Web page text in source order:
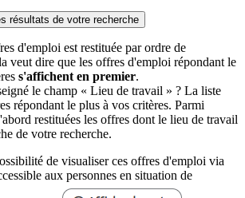
résultats de votre recherche
d'emploi est restituée par ordre de
veut dire que les offres d'emploi répondant le
s'affichent en premier.
le champ « Lieu de travail » ? La liste
répondant le plus à vos critères. Parmi
restituées les offres dont le lieu de travail
de votre recherche.
de visualiser ces offres d'emploi via
aux personnes en situation de